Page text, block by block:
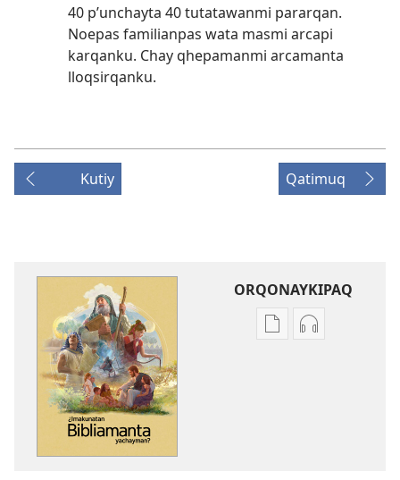
40 p’unchayta 40 tutatawanmi pararqan.
Noepas familianpas wata masmi arcapi
karqanku. Chay qhepamanmi arcamanta
lloqsirqanku.
Kutiy Qatimuq
ORQONAYKIPAQ
KaypiKaypin